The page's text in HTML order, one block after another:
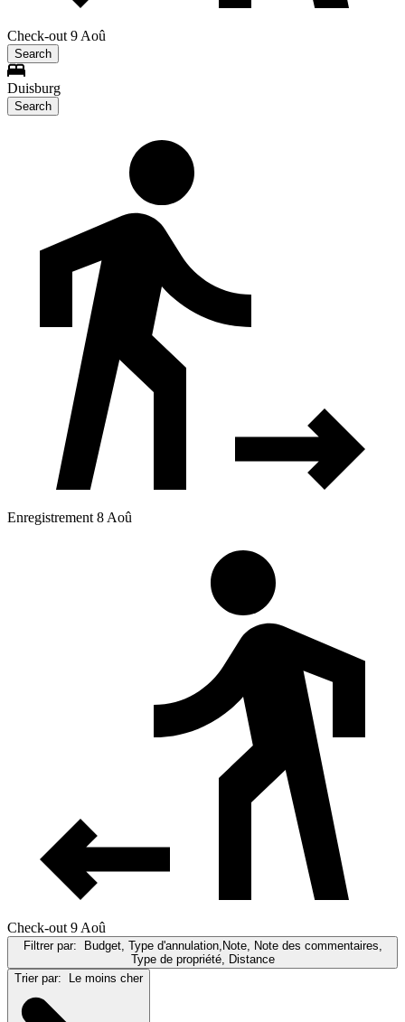
Check-out 9 Aoû
Search
Duisburg
Search
Enregistrement 8 Aoû
Check-out 9 Aoû
Filtrer par:
Budget, Type d'annulation,Note, Note des commentaires,
Type de propriété, Distance
Trier par:
Le moins cher